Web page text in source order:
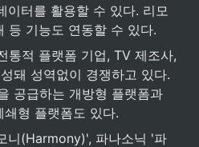
이터를 활용할 수 있다. 리모
등 기능도 연동할 수 있다.
통적 플랫폼 기업, TV 제조사,
돼 성역없이 경쟁하고 있다.
공급하는 개방형 플랫폼과
쇄형 플랫폼도 있다.
니(Harmony)', 파나소닉 '파